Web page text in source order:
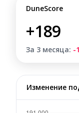
DuneScore
+189
За 3 месяца: -
Изменение